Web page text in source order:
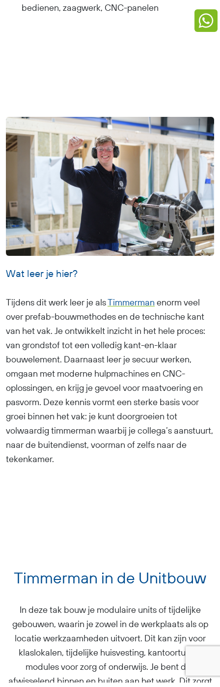
bedienen, zaagwerk, CNC-panelen
Wat leer je hier?
Tijdens dit werk leer je alsTimmerman enorm veel
over prefab-bouwmethodes en de technische kant
van het vak. Je ontwikkelt inzicht in het hele proces:
van grondstof tot een volledig kant-en-klaar
bouwelement. Daarnaast leer je secuur werken,
omgaan met moderne hulpmachines en CNC-
oplossingen, en krijg je gevoel voor maatvoering en
pasvorm. Deze kennis vormt een sterke basis voor
groei binnen het vak: je kunt doorgroeien tot
volwaardig timmerman waarbij je collega’s aanstuurt,
naar de buitendienst, voorman of zelfs naar de
tekenkamer.
Timmerman in de Unitbouw
In deze tak bouw je modulaire units of tijdelijke
gebouwen, waarin je zowel in de werkplaats als op
locatie werkzaamheden uitvoert. Dit kan zijn voor
klaslokalen, tijdelijke huisvesting, kantoortunits,
modules voor zorg of onderwijs. Je bent dus
afwisselend binnen en buiten aan het werk. Dit zorgt